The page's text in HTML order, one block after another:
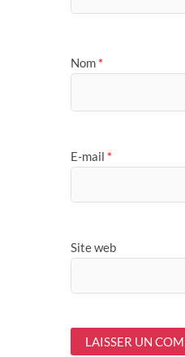
Nom *
E-mail *
Site web